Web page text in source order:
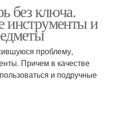
без ключа.
инструменты и
проблему,
Причем в качестве
и подручные